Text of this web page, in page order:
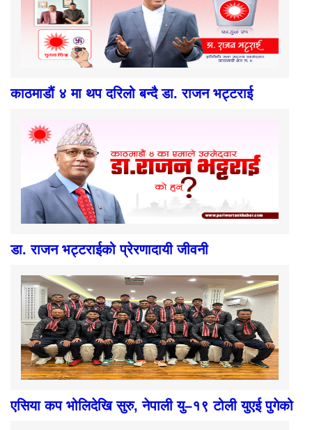
काठमाडौं ४ मा थप दरिलो बन्दै डा. राजन भट्टराई
डा. राजन भट्टराईको प्रेरणादायी जीवनी
एसिया कप भोलिदेखि सुरु, नेपाली यु–१९ टोली युएई पुगेको